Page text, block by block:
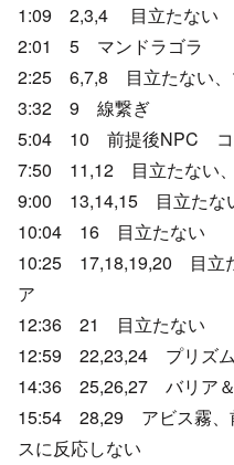
1:09 2,3,4 目立たない
2:01 5 マンドラゴラ
2:25 6,7,8 目立たない、
3:32 9 線繋ぎ
5:04 10 前提後NPC コ
7:50 11,12 目立たない
9:00 13,14,15 目立たな
10:04 16 目立たない
10:25 17,18,19,20 目立
ア
12:36 21 目立たない
12:59 22,23,24 プリズム
14:36 25,26,27 バリア＆
15:54 28,29 アビス霧、
スに反応しない